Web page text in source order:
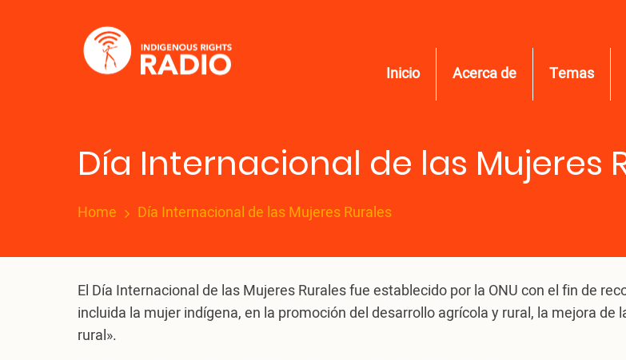
Inicio Acerca de Temas
Día Internacional de las Mujeres
Home Día Internacional de las Mujeres Rurales
El Día Internacional de las Mujeres Rurales fue establecido por la ONU con el fin de
incluida la mujer indígena, en la promoción del desarrollo agrícola y rural, la mejora
rural».